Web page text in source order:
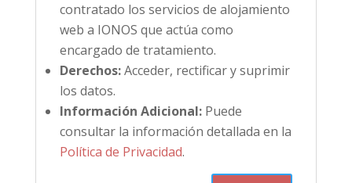
contratado los servicios de alojamiento
web a IONOS que actúa como
encargado de tratamiento.
Derechos:Acceder, rectificar y suprimir
los datos.
Información Adicional:Puede
consultar la información detallada en la
Política de Privacidad.